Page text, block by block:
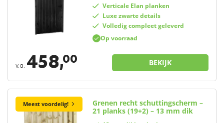
Op voorraad
Verticale Elan planken
Luxe zwarte details
Volledig compleet geleverd
v.a. 458,00 BEKIJK
Meest voordelig!
Grenen recht schuttingscherm –
21 planks (19+2) – 13 mm dik